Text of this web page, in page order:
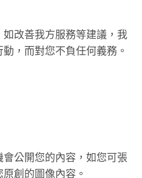
改善我方服務等建議，我
，而對您不負任何義務。
公開您的內容，如您可張
創的圖像內容。